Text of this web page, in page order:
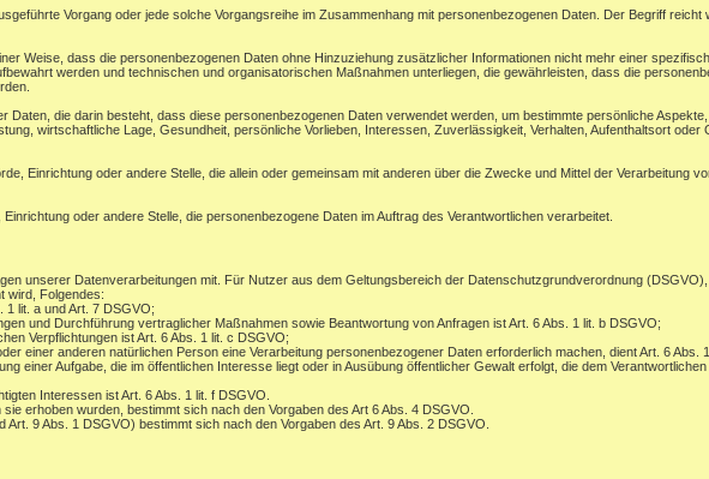
Vorgang oder jede solche Vorgangsreihe im Zusammenhang mit personenbezogenen Daten. Der Begriff
Weise, dass die personenbezogenen Daten ohne Hinzuziehung zusätzlicher Informationen nicht mehr einer
werden und technischen und organisatorischen Maßnahmen unterliegen, die gewährleisten, dass die
Daten, die darin besteht, dass diese personenbezogenen Daten verwendet werden, um bestimmte persönliche
wirtschaftliche Lage, Gesundheit, persönliche Vorlieben, Interessen, Zuverlässigkeit, Verhalten, Aufenthaltsort
Einrichtung oder andere Stelle, die allein oder gemeinsam mit anderen über die Zwecke und Mittel der Verarbeitung
oder andere Stelle, die personenbezogene Daten im Auftrag des Verantwortlichen verarbeitet.
unserer Datenverarbeitungen mit. Für Nutzer aus dem Geltungsbereich der Datenschutzgrundverordnung (DSGVO),
wird, Folgendes:
1 lit. a und Art. 7 DSGVO;
und Durchführung vertraglicher Maßnahmen sowie Beantwortung von Anfragen ist Art. 6 Abs. 1 lit. b DSGVO;
Verpflichtungen ist Art. 6 Abs. 1 lit. c DSGVO;
einer anderen natürlichen Person eine Verarbeitung personenbezogener Daten erforderlich machen, dient Art. 6 Abs.
einer Aufgabe, die im öffentlichen Interesse liegt oder in Ausübung öffentlicher Gewalt erfolgt, die dem
Interessen ist Art. 6 Abs. 1 lit. f DSGVO.
erhoben wurden, bestimmt sich nach den Vorgaben des Art 6 Abs. 4 DSGVO.
9 Abs. 1 DSGVO) bestimmt sich nach den Vorgaben des Art. 9 Abs. 2 DSGVO.